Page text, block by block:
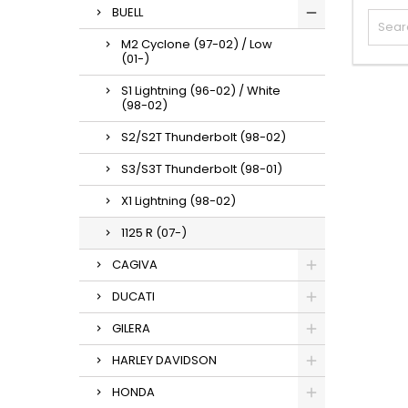
BUELL
M2 Cyclone (97-02) / Low
(01-)
S1 Lightning (96-02) / White
(98-02)
S2/S2T Thunderbolt (98-02)
S3/S3T Thunderbolt (98-01)
X1 Lightning (98-02)
1125 R (07-)
CAGIVA
DUCATI
GILERA
HARLEY DAVIDSON
HONDA